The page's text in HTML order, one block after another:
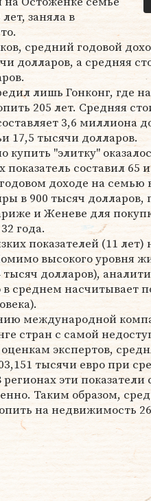
заняла в
средний годовой
долларов, а средняя
лишь Гонконг, где
205 лет. Средняя
3,6 миллиона
17,5 тысячи долларов.
купить "элитку"
показатель составил 65
доходе на семью
в 900 тысяч долларов,
и Женеве для
года.
показателей (11
высокого уровня
тысяч долларов),
в среднем насчитывает
международной
стран с самой
экспертов,
тысячи евро при
регионах эти
Таким образом,
на недвижимость